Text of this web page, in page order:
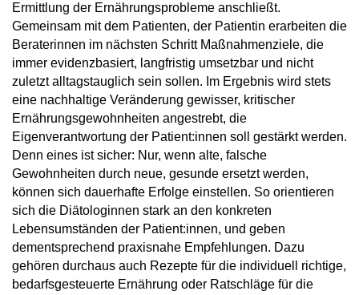
Ermittlung der Ernährungsprobleme anschließt.
Gemeinsam mit dem Patienten, der Patientin erarbeiten die
Beraterinnen im nächsten Schritt Maßnahmenziele, die
immer evidenzbasiert, langfristig umsetzbar und nicht
zuletzt alltagstauglich sein sollen. Im Ergebnis wird stets
eine nachhaltige Veränderung gewisser, kritischer
Ernährungsgewohnheiten angestrebt, die
Eigenverantwortung der Patient:innen soll gestärkt werden.
Denn eines ist sicher: Nur, wenn alte, falsche
Gewohnheiten durch neue, gesunde ersetzt werden,
können sich dauerhafte Erfolge einstellen. So orientieren
sich die Diätologinnen stark an den konkreten
Lebensumständen der Patient:innen, und geben
dementsprechend praxisnahe Empfehlungen. Dazu
gehören durchaus auch Rezepte für die individuell richtige,
bedarfsgesteuerte Ernährung oder Ratschläge für die